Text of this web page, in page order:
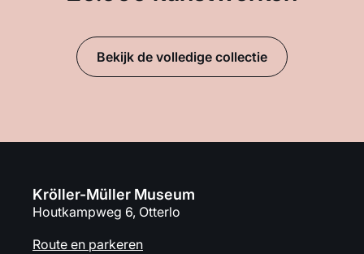
Bekijk de volledige collectie
Kröller-Müller Museum
Houtkampweg 6, Otterlo
Route en parkeren